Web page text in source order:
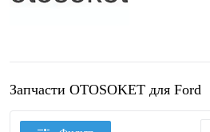
Запчасти OTOSOKET для Ford